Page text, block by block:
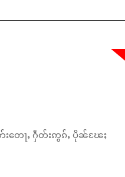
းတေႃႇ ႁဵတ်းဢွၵ်ႇ ပိုၼ်ၽႄႈ